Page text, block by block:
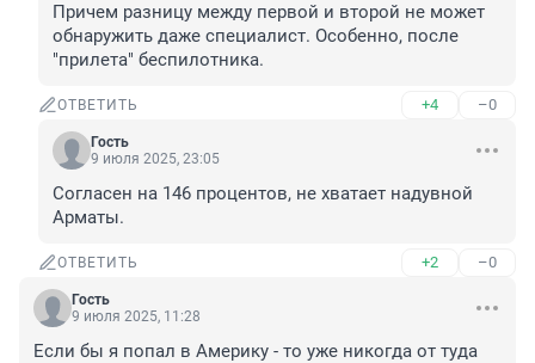
Причем разницу между первой и второй не может
обнаружить даже специалист. Особенно, после
"прилета" беспилотника.
ОТВЕТИТЬ +4 –0
Гость
9 июля 2025, 23:05
Согласен на 146 процентов, не хватает надувной
Арматы.
ОТВЕТИТЬ +2 –0
Гость
9 июля 2025, 11:28
Если бы я попал в Америку - то уже никогда от туда